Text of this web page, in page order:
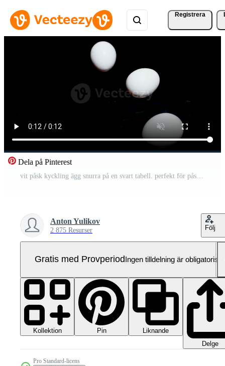
Registrera
Dela på Pinterest
Anton Yulikov
2 875 Resurser Följ
Gratis med ProvperiodIngen tilldelning är obligatorisk
Kollektion Pin
Liknande
Delge
Pro Standard-licens